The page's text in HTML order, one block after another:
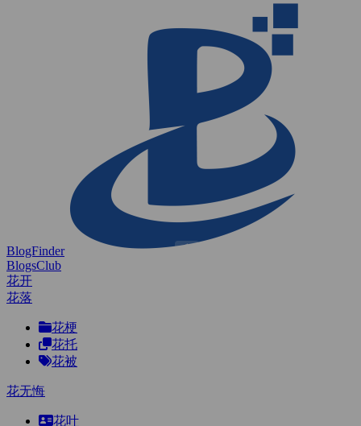
BlogFinder
BlogsClub
花开
花落
花梗
花托
花被
花无悔
花叶